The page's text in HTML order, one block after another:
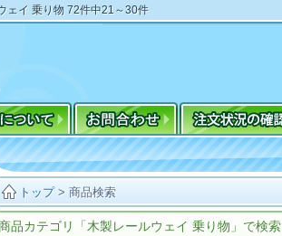
ェイ 乗り物 72件中21～30件
トップ>商品検索
品カテゴリ「木製レールウェイ 乗り物」で検索